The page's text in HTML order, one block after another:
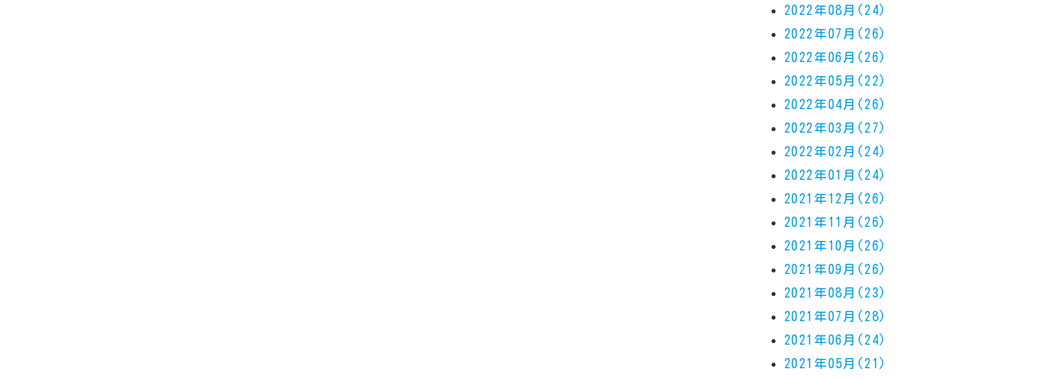
2022年08月(24)
2022年07月(26)
2022年06月(26)
2022年05月(22)
2022年04月(26)
2022年03月(27)
2022年02月(24)
2022年01月(24)
2021年12月(26)
2021年11月(26)
2021年10月(26)
2021年09月(26)
2021年08月(23)
2021年07月(28)
2021年06月(24)
2021年05月(21)